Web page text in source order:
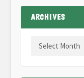
ARCHIVES